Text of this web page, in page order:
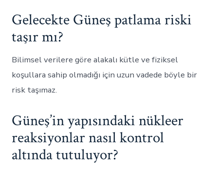
Gelecekte Güneş patlama riski
taşır mı?
Bilimsel verilere göre alakalı kütle ve fiziksel
koşullara sahip olmadığı için uzun vadede böyle bir
risk taşımaz.
Güneş’in yapısındaki nükleer
reaksiyonlar nasıl kontrol
altında tutuluyor?